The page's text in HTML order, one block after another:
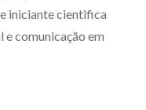
iniciante cientifica
comunicação em